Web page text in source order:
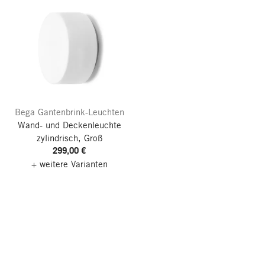
Bega Gantenbrink-Leuchten
Wand- und Deckenleuchte
zylindrisch, Groß
299,00 €
+ weitere Varianten